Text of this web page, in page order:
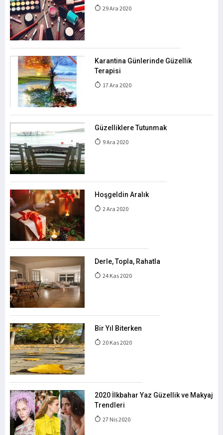
29 Ara 2020
Karantina Günlerinde Güzellik
Terapisi
17 Ara 2020
Güzelliklere Tutunmak
9 Ara 2020
Hoşgeldin Aralık
2 Ara 2020
Derle, Topla, Rahatla
24 Kas 2020
Bir Yıl Biterken
20 Kas 2020
2020 İlkbahar Yaz Güzellik ve Makyaj
Trendleri
27 Nis 2020